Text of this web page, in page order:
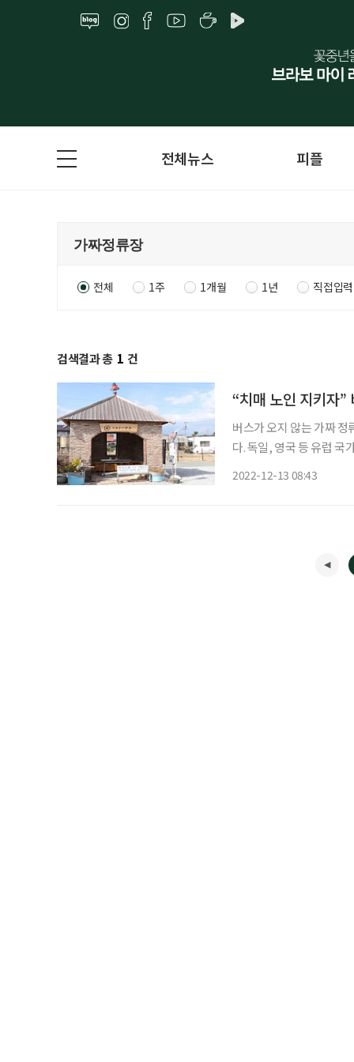
전체뉴스 피플
전체 1주 1개월 1년 직접입력
검색결과 총 1 건
“치매 노인 지키자”
버스가 오지 않는 가짜
다. 독일, 영국 등 유럽 국가에
2022-12-13 08:43